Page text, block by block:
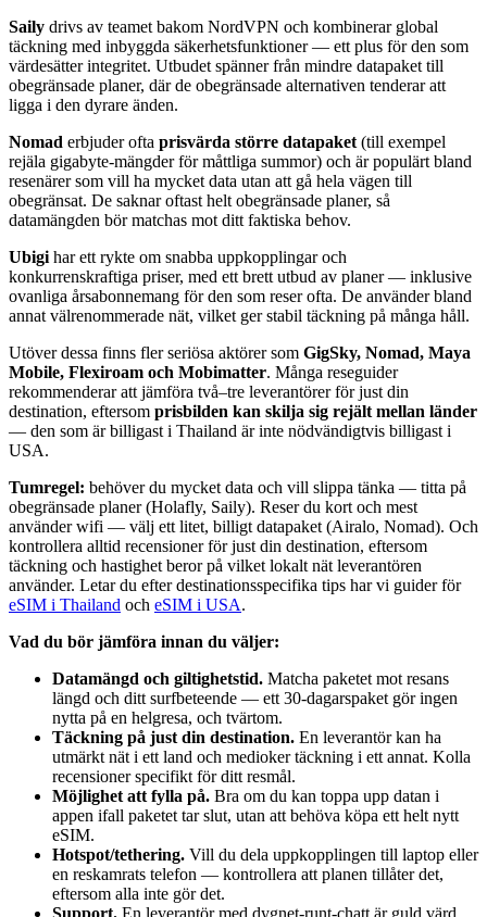
Saily drivs av teamet bakom NordVPN och kombinerar global
täckning med inbyggda säkerhetsfunktioner — ett plus för den som
värdesätter integritet. Utbudet spänner från mindre datapaket till
obegränsade planer, där de obegränsade alternativen tenderar att
ligga i den dyrare änden.
Nomad erbjuder ofta prisvärda större datapaket (till exempel
rejäla gigabyte-mängder för måttliga summor) och är populärt bland
resenärer som vill ha mycket data utan att gå hela vägen till
obegränsat. De saknar oftast helt obegränsade planer, så
datamängden bör matchas mot ditt faktiska behov.
Ubigi har ett rykte om snabba uppkopplingar och
konkurrenskraftiga priser, med ett brett utbud av planer — inklusive
ovanliga årsabonnemang för den som reser ofta. De använder bland
annat välrenommerade nät, vilket ger stabil täckning på många håll.
Utöver dessa finns fler seriösa aktörer som GigSky, Nomad, Maya
Mobile, Flexiroam och Mobimatter. Många reseguider
rekommenderar att jämföra två–tre leverantörer för just din
destination, eftersom prisbilden kan skilja sig rejält mellan länder
— den som är billigast i Thailand är inte nödvändigtvis billigast i
USA.
Tumregel: behöver du mycket data och vill slippa tänka — titta på
obegränsade planer (Holafly, Saily). Reser du kort och mest
använder wifi — välj ett litet, billigt datapaket (Airalo, Nomad). Och
kontrollera alltid recensioner för just din destination, eftersom
täckning och hastighet beror på vilket lokalt nät leverantören
använder. Letar du efter destinationsspecifika tips har vi guider för
eSIM i Thailand och eSIM i USA.
Vad du bör jämföra innan du väljer:
Datamängd och giltighetstid. Matcha paketet mot resans
längd och ditt surfbeteende — ett 30-dagarspaket gör ingen
nytta på en helgresa, och tvärtom.
Täckning på just din destination. En leverantör kan ha
utmärkt nät i ett land och medioker täckning i ett annat. Kolla
recensioner specifikt för ditt resmål.
Möjlighet att fylla på. Bra om du kan toppa upp datan i
appen ifall paketet tar slut, utan att behöva köpa ett helt nytt
eSIM.
Hotspot/tethering. Vill du dela uppkopplingen till laptop eller
en reskamrats telefon — kontrollera att planen tillåter det,
eftersom alla inte gör det.
Support. En leverantör med dygnet-runt-chatt är guld värd